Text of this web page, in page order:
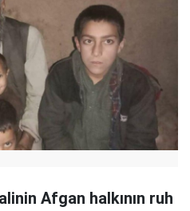
Afgan halkının ruh